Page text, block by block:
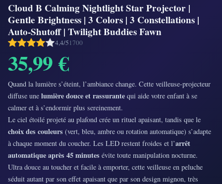
Cloud B Calming Nightlight Star Projector |
Gentle Brightness | 3 Colors | 3 Constellations |
Auto-Shutoff | Twilight Buddies Fawn
4,4/51700
35,99 €
Quand la lumière s’éteint, l’ambiance change. Cette veilleuse-projecteur
diffuse une lumière douce et rassurante qui aide votre enfant à se
calmer et à s’endormir plus sereinement.
Le ciel étoilé projeté au plafond crée un rituel apaisant, tandis que le
choix des couleurs (vert, bleu, ambre ou rotation automatique) s’adapte
à chaque moment du coucher. Les LED restent froides et l’arrêt
automatique après 45 minutes évite toute manipulation nocturne.
Ultra douce au toucher et facile à emporter, cette veilleuse en peluche
séduit autant par son effet apaisant que par son design mignon, très